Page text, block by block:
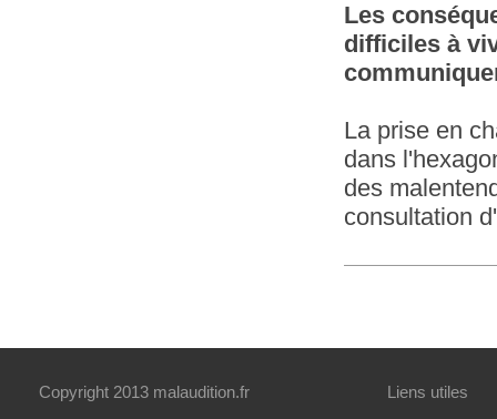
Les
difficiles à
La prise en
dans
des
consultation
Copyright 2013 malaudition.fr Liens utiles